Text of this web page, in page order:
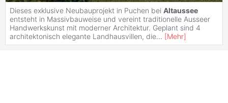
Dieses exklusive Neubauprojekt in Puchen bei Altaussee
entsteht in Massivbauweise und vereint traditionelle Ausseer
Handwerkskunst mit moderner Architektur. Geplant sind 4
architektonisch elegante Landhausvillen, die... [Mehr]